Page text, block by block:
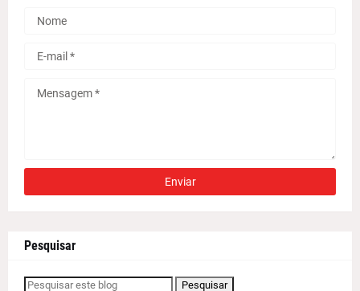
Pesquisar